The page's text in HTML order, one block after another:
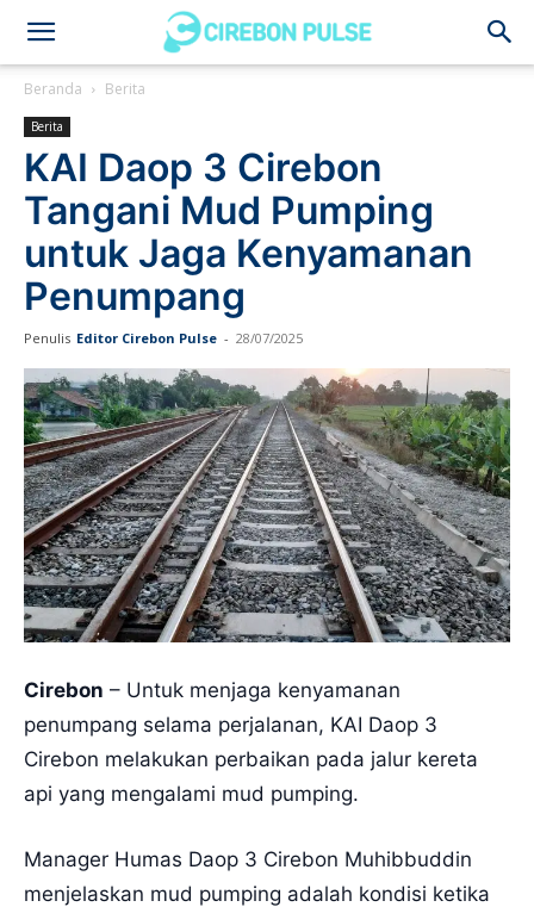
Cirebon
Pulse
Beranda Berita
Berita
KAI Daop 3 Cirebon
Tangani Mud Pumping
untuk Jaga Kenyamanan
Penumpang
Penulis Editor Cirebon Pulse - 28/07/2025
Cirebon – Untuk menjaga kenyamanan
penumpang selama perjalanan, KAI Daop 3
Cirebon melakukan perbaikan pada jalur kereta
api yang mengalami mud pumping.
Manager Humas Daop 3 Cirebon Muhibbuddin
menjelaskan mud pumping adalah kondisi ketika